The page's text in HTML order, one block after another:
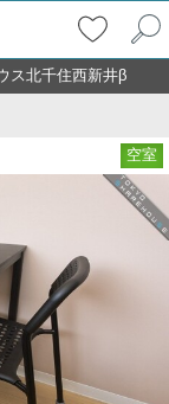
ス北千住西新井β
空室